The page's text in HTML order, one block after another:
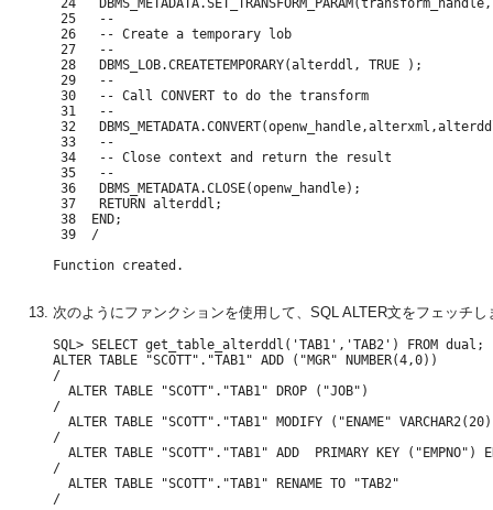
25   --
26   -- Create a temporary lob
27   --
28   DBMS_LOB.CREATETEMPORARY(alterddl, TRUE );
29   --
30   -- Call CONVERT to do the transform
31   --
32
33   --
34   -- Close context and return the result
35   --
36   DBMS_METADATA.CLOSE(openw_handle);
37   RETURN alterddl;
38  END;
39  /
Function created.
次のようにファンクションを使用して、SQL ALTER文をフェッチし
SQL> SELECT get_table_alterddl('TAB1','TAB2') FROM dual;
ALTER TABLE "SCOTT"."TAB1" ADD ("MGR" NUMBER(4,0))
/
  ALTER TABLE "SCOTT"."TAB1" DROP ("JOB")
/
ALTER TABLE "SCOTT"."TAB1" MODIFY ("ENAME"
/
ALTER TABLE "SCOTT"."TAB1" ADD  PRIMARY KEY ("EMPNO")
/
  ALTER TABLE "SCOTT"."TAB1" RENAME TO "TAB2"
/